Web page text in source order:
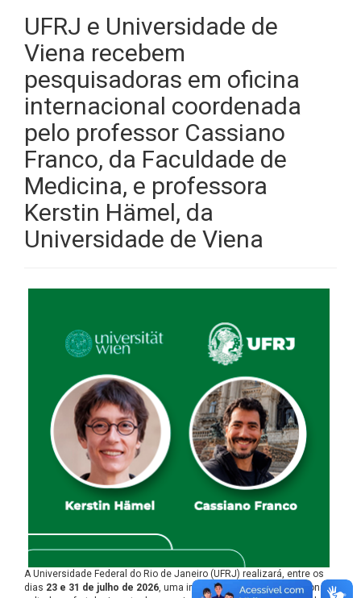
UFRJ e Universidade de
Viena recebem
pesquisadoras em oficina
internacional coordenada
pelo professor Cassiano
Franco, da Faculdade de
Medicina, e professora
Kerstin Hämel, da
Universidade de Viena
A Universidade Federal do Rio de Janeiro (UFRJ) realizará, entre os
dias 23 e 31 de julho de 2026, uma importante oficina internacional